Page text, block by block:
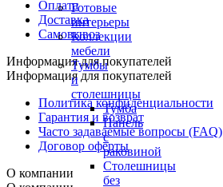
Готовые
интерьеры
Коллекции
мебели
Тумбы
и
столешницы
Тумба
Панель
с
раковиной
Столешницы
без
Оплата
Доставка
Самовывоз
Информация для покупателей
Информация для покупателей
Политика конфиденциальности
Гарантия и возврат
Часто задаваемые вопросы (FAQ)
Договор оферты
О компании